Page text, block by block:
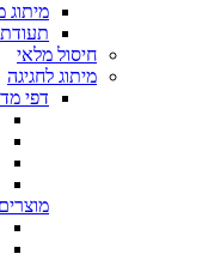
מיתוג
חיסול מלאי
מיתוג לחגיגה
דפי